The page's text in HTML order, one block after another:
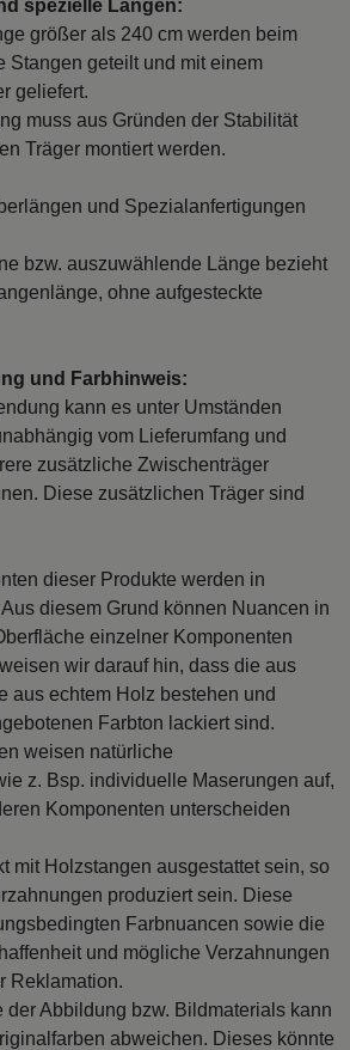
spezielle Längen:
größer als 240 cm werden beim
Stangen geteilt und mit einem
geliefert.
muss aus Gründen der Stabilität
Träger montiert werden.
und Spezialanfertigungen
bzw. auszuwählende Länge bezieht
ohne aufgesteckte
und Farbhinweis:
kann es unter Umständen
vom Lieferumfang und
zusätzliche Zwischenträger
Diese zusätzlichen Träger sind
dieser Produkte werden in
diesem Grund können Nuancen in
einzelner Komponenten
wir darauf hin, dass die aus
aus echtem Holz bestehen und
Farbton lackiert sind.
weisen natürliche
z. Bsp. individuelle Maserungen auf,
Komponenten unterscheiden
mit Holzstangen ausgestattet sein, so
produziert sein. Diese
Farbnuancen sowie die
und mögliche Verzahnungen
Reklamation.
der Abbildung bzw. Bildmaterials kann
abweichen. Dieses könnte